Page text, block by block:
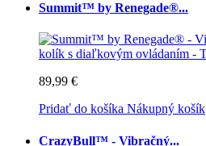
Summit™ by Renegade®...
89,99 €
Pridať do košíka Nákupný košík
CrazyBull™ - Vibračný...